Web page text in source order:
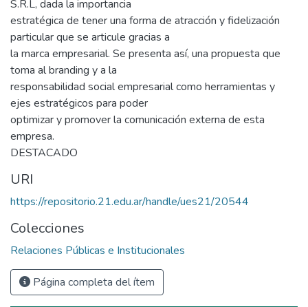
S.R.L, dada la importancia
estratégica de tener una forma de atracción y fidelización
particular que se articule gracias a
la marca empresarial. Se presenta así, una propuesta que
toma al branding y a la
responsabilidad social empresarial como herramientas y
ejes estratégicos para poder
optimizar y promover la comunicación externa de esta
empresa.
DESTACADO
URI
https://repositorio.21.edu.ar/handle/ues21/20544
Colecciones
Relaciones Públicas e Institucionales
Página completa del ítem